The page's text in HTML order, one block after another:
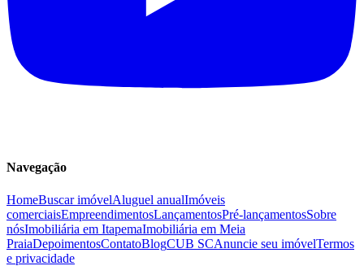
Navegação
HomeBuscar imóvelAluguel anualImóveis
comerciaisEmpreendimentosLançamentosPré-lançamentosSobre
nósImobiliária em ItapemaImobiliária em Meia
PraiaDepoimentosContatoBlogCUB SCAnuncie seu imóvelTermos
e privacidade